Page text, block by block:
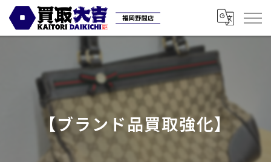
【ブランド品買取強化】